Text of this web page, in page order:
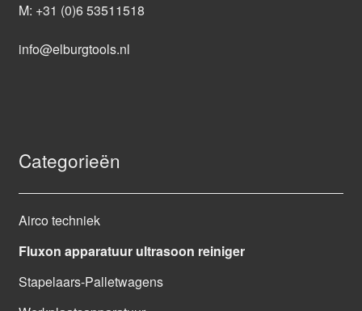
M: +31 (0)6 53511518
info@elburgtools.nl
Categorieën
Airco techniek
Fluxon apparatuur ultrasoon reiniger
Stapelaars-Palletwagens